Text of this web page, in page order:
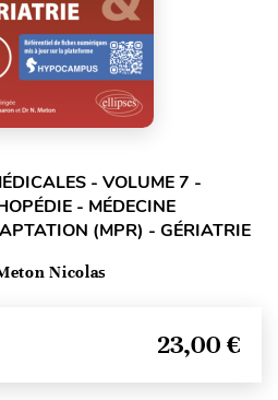
- VOLUME 7 -
- MÉDECINE
(MPR) - GÉRIATRIE
Nicolas
23,00 €